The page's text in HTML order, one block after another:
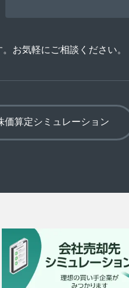
お気軽にご相談ください。
価算定シミュレーション